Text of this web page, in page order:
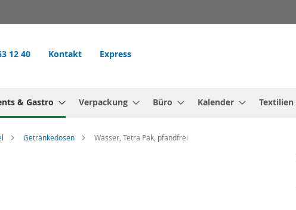
12 40 Kontakt Express
& Gastro Verpackung Büro Kalender Textilien
Getränkedosen Wasser, Tetra Pak, pfandfrei